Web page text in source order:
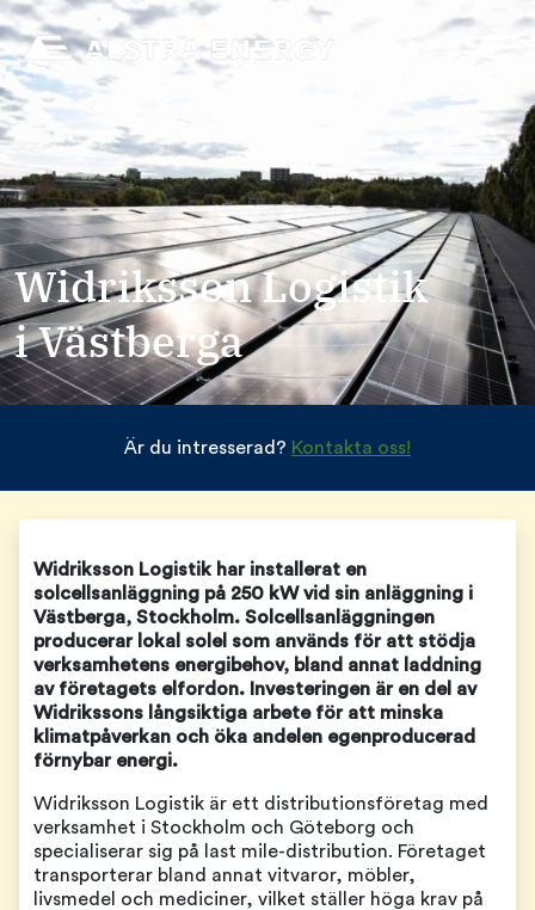
Widriksson Logistik
i Västberga
Är du intresserad? Kontakta oss!
Widriksson Logistik har installerat en
solcellsanläggning på 250 kW vid sin anläggning i
Västberga, Stockholm. Solcellsanläggningen
producerar lokal solel som används för att stödja
verksamhetens energibehov, bland annat laddning
av företagets elfordon. Investeringen är en del av
Widrikssons långsiktiga arbete för att minska
klimatpåverkan och öka andelen egenproducerad
förnybar energi.
Widriksson Logistik är ett distributionsföretag med
verksamhet i Stockholm och Göteborg och
specialiserar sig på last mile-distribution. Företaget
transporterar bland annat vitvaror, möbler,
livsmedel och mediciner, vilket ställer höga krav på